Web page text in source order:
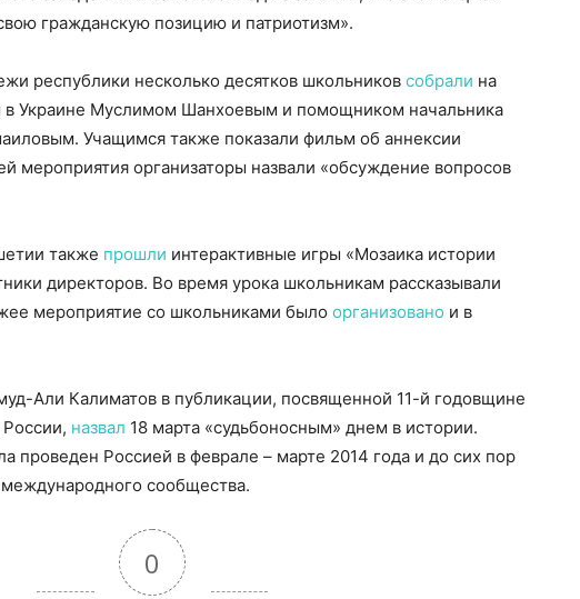
гражданскую позицию и патриотизм».
республики несколько десятков школьников собрали на
в Украине Муслимом Шанхоевым и помощником начальника
Учащимся также показали фильм об аннексии
мероприятия организаторы назвали «обсуждение вопросов
также прошли интерактивные игры «Мозаика истории
директоров. Во время урока школьникам рассказывали
мероприятие со школьниками было организовано и в
Али Калиматов в публикации, посвященной 11-й годовщине
назвал 18 марта «судьбоносным» днем в истории.
проведен Россией в феврале – марте 2014 года и до сих пор
сообщества.
0